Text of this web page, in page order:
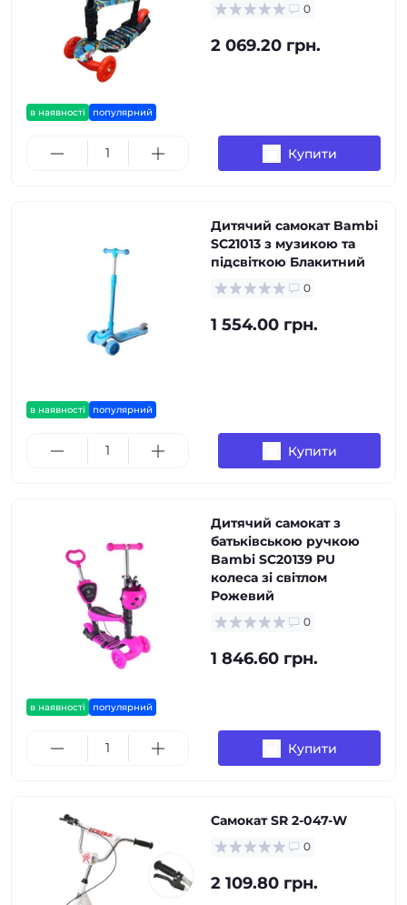
в наявності популярний
0
2 069.20 грн.
Купити
в наявності популярний
Дитячий самокат Bambi
SC21013 з музикою та
підсвіткою Блакитний
0
1 554.00 грн.
Купити
в наявності популярний
Дитячий самокат з
батьківською ручкою
Bambi SC20139 PU
колеса зі світлом
Рожевий
0
1 846.60 грн.
Купити
Самокат SR 2-047-W
0
2 109.80 грн.